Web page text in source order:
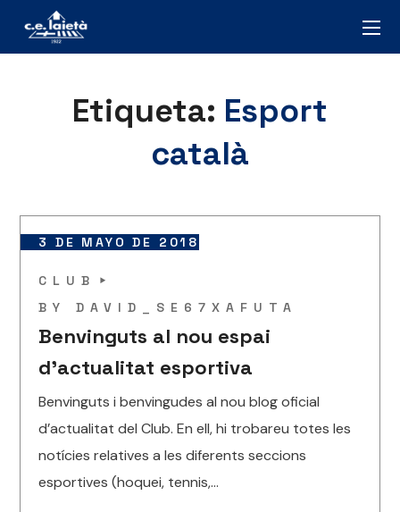
Etiqueta: Esport
català
3 DE MAYO DE 2018
CLUB
BYDAVID_SE67XAFUTA
Benvinguts al nou espai
d’actualitat esportiva
Benvinguts i benvingudes al nou blog oficial
d’actualitat del Club. En ell, hi trobareu totes les
notícies relatives a les diferents seccions
esportives (hoquei, tennis,...